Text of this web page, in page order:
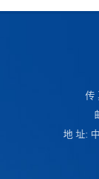
传
地 址: